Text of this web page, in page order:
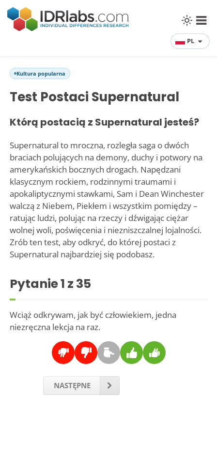
PL
Kultura popularna
Test Postaci Supernatural
Którą postacią z Supernatural jesteś?
Supernatural to mroczna, rozległa saga o dwóch
braciach polujących na demony, duchy i potwory na
amerykańskich bocznych drogach. Napędzani
klasycznym rockiem, rodzinnymi traumami i
apokaliptycznymi stawkami, Sam i Dean Winchester
walczą z Niebem, Piekłem i wszystkim pomiędzy –
ratując ludzi, polując na rzeczy i dźwigając ciężar
wolnej woli, poświęcenia i niezniszczalnej lojalności.
Zrób ten test, aby odkryć, do której postaci z
Supernatural najbardziej się podobasz.
Pytanie1 z 35
Wciąż odkrywam, jak być człowiekiem, jedna
niezręczna lekcja na raz.
NASTĘPNE